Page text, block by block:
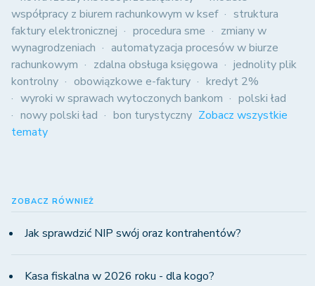
współpracy z biurem rachunkowym w ksef
struktura
faktury elektronicznej
procedura sme
zmiany w
wynagrodzeniach
automatyzacja procesów w biurze
rachunkowym
zdalna obsługa księgowa
jednolity plik
kontrolny
obowiązkowe e-faktury
kredyt 2%
wyroki w sprawach wytoczonych bankom
polski ład
nowy polski ład
bon turystyczny Zobacz wszystkie
tematy
ZOBACZ RÓWNIEŻ
Jak sprawdzić NIP swój oraz kontrahentów?
Kasa fiskalna w 2026 roku - dla kogo?